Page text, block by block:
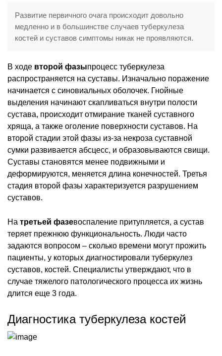
Развитие первичного очага происходит довольно
медленно и в большинстве случаев туберкулеза
костей и суставов симптомы никак не проявляются.
В ходе второй фазыпроцесс туберкулеза
распространяется на суставы. Изначально поражение
начинается с синовиальных оболочек. Гнойные
выделения начинают скапливаться внутри полости
сустава, происходит отмирание тканей суставного
хряща, а также оголение поверхности суставов. На
второй стадии этой фазы из-за некроза суставной
сумки развивается абсцесс, и образовываются свищи.
Суставы становятся менее подвижными и
деформируются, меняется длина конечностей. Третья
стадия второй фазы характеризуется разрушением
суставов.
На третьей фазевоспаление притупляется, а сустав
теряет прежнюю функциональность. Люди часто
задаются вопросом – сколько времени могут прожить
пациенты, у которых диагностировали туберкулез
суставов, костей. Специалисты утверждают, что в
случае тяжелого патологического процесса их жизнь
длится еще 3 года.
Диагностика туберкулеза костей